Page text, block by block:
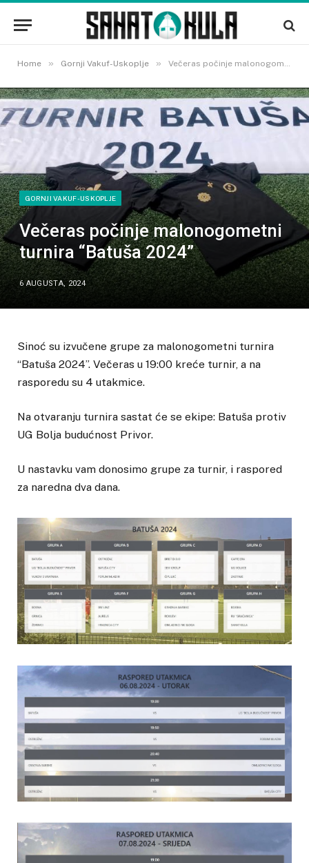
Home » Gornji Vakuf-Uskoplje » Večeras počinje malonogometni turnira “Batuša 2024”
GORNJI VAKUF-USKOPLJE
Večeras počinje malonogometni
turnira “Batuša 2024”
6 AUGUSTA, 2024
Sinoć su izvučene grupe za malonogometni turnira
“Batuša 2024”. Večeras u 19:00 kreće turnir, a na
rasporedu su 4 utakmice.
Na otvaranju turnira sastat će se ekipe: Batuša protiv
UG Bolja budućnost Privor.
U nastavku vam donosimo grupe za turnir, i raspored
za naredna dva dana.